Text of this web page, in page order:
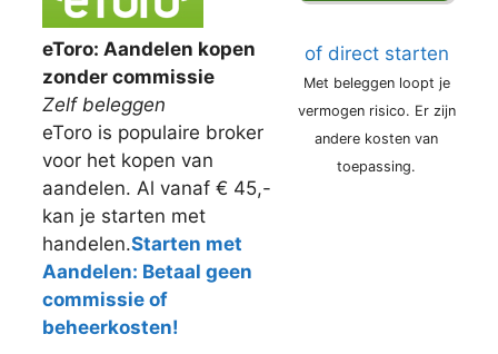
eToro: Aandelen kopen
zonder commissie
Zelf beleggen
eToro is populaire broker
voor het kopen van
aandelen. Al vanaf € 45,-
kan je starten met
handelen.Starten met
Aandelen: Betaal geen
commissie of
beheerkosten!
of direct starten
Met beleggen loopt je
vermogen risico. Er zijn
andere kosten van
toepassing.